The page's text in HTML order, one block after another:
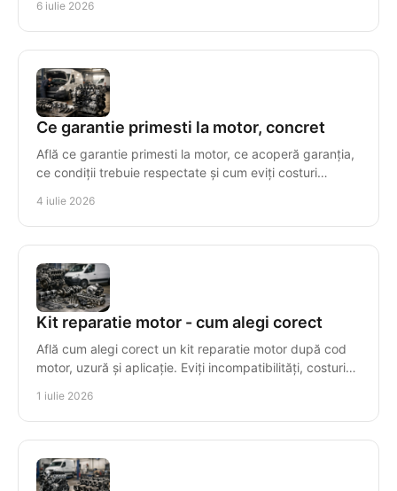
6 iulie 2026
Ce garantie primesti la motor, concret
Află ce garantie primesti la motor, ce acoperă garanția,
ce condiții trebuie respectate și cum eviți costuri
4 iulie 2026
Kit reparatie motor - cum alegi corect
Află cum alegi corect un kit reparatie motor după cod
motor, uzură și aplicație. Eviți incompatibilități, costuri
1 iulie 2026